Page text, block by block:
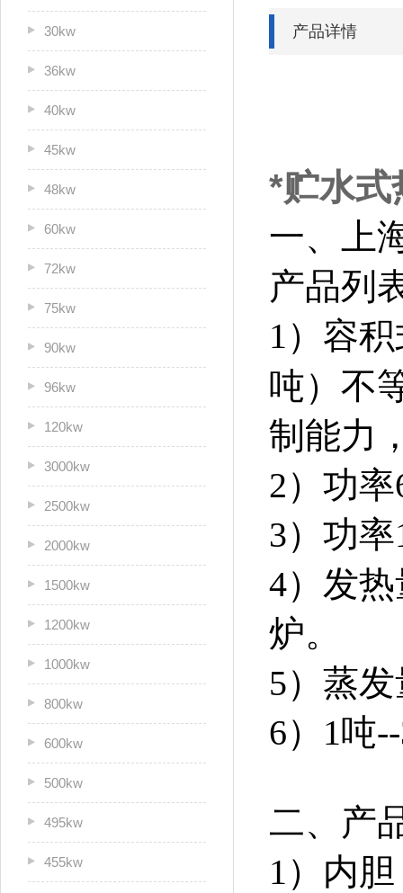
30kw
36kw
40kw
45kw
48kw
60kw
72kw
75kw
90kw
96kw
120kw
3000kw
2500kw
2000kw
1500kw
1200kw
1000kw
800kw
600kw
500kw
495kw
455kw
产品详情
*贮水式
一、上
产品列
1）容
吨）不
制能力
2）功
3）功
4）发
炉。
5）蒸
6）1吨
二、产
1）内